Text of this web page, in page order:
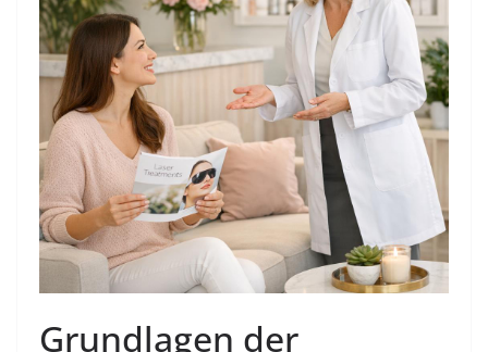
Grundlagen der